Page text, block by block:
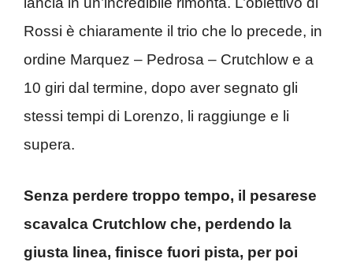
Rossi è chiaramente il trio che lo precede, in
ordine Marquez – Pedrosa – Crutchlow e a
10 giri dal termine, dopo aver segnato gli
stessi tempi di Lorenzo, li raggiunge e li
supera.
Senza perdere troppo tempo, il pesarese
scavalca Crutchlow che, perdendo la
giusta linea, finisce fuori pista, per poi